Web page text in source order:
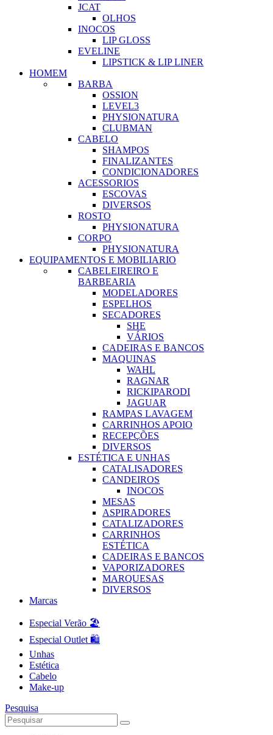
JCAT
OLHOS
INOCOS
LIP GLOSS
EVELINE
LIPSTICK & LIP LINER
HOMEM
BARBA
OSSION
LEVEL3
PHYSIONATURA
CLUBMAN
CABELO
SHAMPOS
FINALIZANTES
CONDICIONADORES
ACESSORIOS
ESCOVAS
DIVERSOS
ROSTO
PHYSIONATURA
CORPO
PHYSIONATURA
EQUIPAMENTOS E MOBILIARIO
CABELEIREIRO E
BARBEARIA
MODELADORES
ESPELHOS
SECADORES
SHE
VÁRIOS
CADEIRAS E BANCOS
MAQUINAS
WAHL
RAGNAR
RICKIPARODI
JAGUAR
RAMPAS LAVAGEM
CARRINHOS APOIO
RECEPÇÕES
DIVERSOS
ESTÉTICA E UNHAS
CATALISADORES
CANDEIROS
INOCOS
MESAS
ASPIRADORES
CATALIZADORES
CARRINHOS
ESTÉTICA
CADEIRAS E BANCOS
VAPORIZADORES
MARQUESAS
DIVERSOS
Marcas
Especial Verão 🏖️
Especial Outlet 🛍️
Unhas
Estética
Cabelo
Make-up
Pesquisa